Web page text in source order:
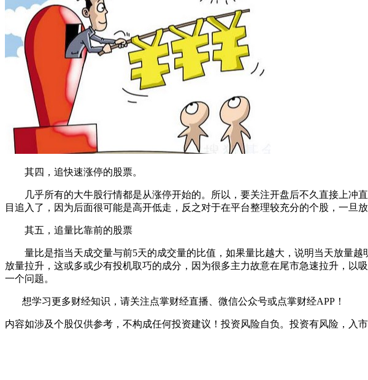
其四，追快速涨停的股票。
几乎所有的大牛股行情都是从涨停开始的。所以，要关注开盘后不久直接上冲
目追入了，因为后面很可能是高开低走，反之对于在平台整理较充分的个股，一旦
其五，追量比靠前的股票
量比是指当天成交量与前5天的成交量的比值，如果量比越大，说明当天放量越
放量拉升，这或多或少有投机取巧的成分，因为很多主力故意在尾市急速拉升，
一个问题。
想学习更多财经知识，请关注点掌财经直播、微信公众号或点掌财经APP！
内容如涉及个股仅供参考，不构成任何投资建议！投资风险自负。投资有风险，入市